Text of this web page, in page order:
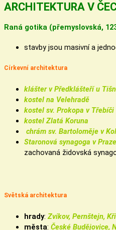
ARCHITEKTURA V
Raná gotika (přemyslovská,
stavby jsou masivní a
Církevní architektura
klášter v Předklášteří u
kostel na Velehradě
kostel sv. Prokopa v Třebíči
kostel Zlatá Koruna
chrám sv. Bartoloměje v
Staronová synagoga v
zachovaná židovská
Světská architektura
hrady:Zvíkov, Pernštejn,
města: České Budějovice,